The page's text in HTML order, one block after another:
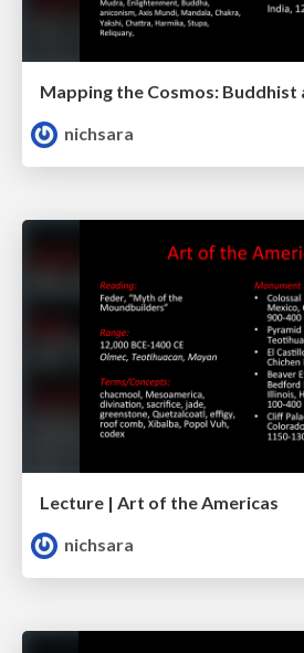
nichsara
Lecture | Art of the Americas
nichsara